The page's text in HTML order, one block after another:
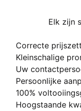
Elk zijn
Correcte
Kleinschalige
Uw
Persoonlijke
100%
Hoogstaande